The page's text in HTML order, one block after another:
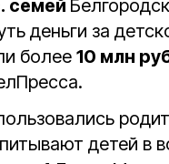
семей
деньги за
более 10 млн
детей в